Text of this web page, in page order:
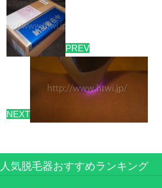
PREV
NEXT
人気脱毛器おすすめランキング